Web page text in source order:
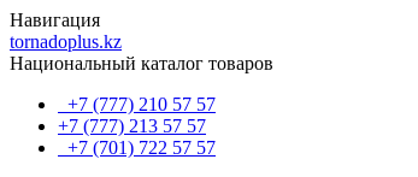
Навигация
tornadoplus.kz
Национальный каталог товаров
+7 (777) 210 57 57
+7 (777) 213 57 57
+7 (701) 722 57 57